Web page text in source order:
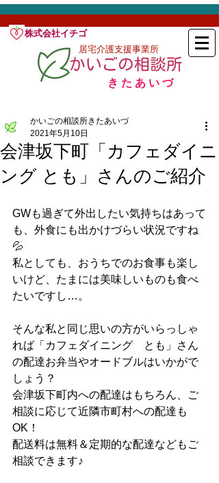
居宅介護支援事業所
​きたあいづ
株式会社イチゴ
会津坂下町「カフェダイニ
ング とも」さんのご紹介
かいごの相談所きたあいづ
2021年5月10日
GWも過ぎて外出したい気持ちはあって
も、外食にも出かけづらい状況ですね
💦
私としても、おうちでのお食事も楽し
いけど、たまには美味しいものも食べ
たいですし…。
そんな私と同じ思いの方がいらっしゃ
れば「カフェダイニング　とも」さん
の配達お弁当やオードブルはいかがで
しょう？
会津坂下町内への配達はもちろん、ご
相談に応じて近隣市町村への配達も
OK！
配送料は無料＆定期的な配達などもご
相談できます♪